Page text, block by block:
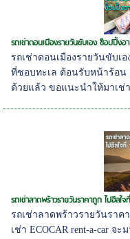
รถเช่าดอนเมืองรายวันขับเอง ช็อปปิ้ง
รถเช่าดอนเมืองรายวันขับเ
ที่ชอบทะเล ต้อนรับหน้าร้อน
ด้วยแล้ว ขอแนะนำให้มาเช่
รถเช่าลาดพร้าวรายวันราคาถูก ไปฮีลใ
รถเช่าลาดพร้าวรายวันราค
เช่า ECOCAR rent-a-car